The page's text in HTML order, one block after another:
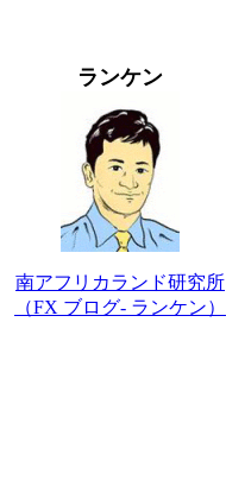
ランケン
南アフリカランド研究所
（FX ブログ- ランケン）